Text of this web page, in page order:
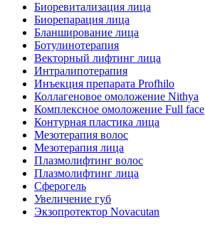
Биоревитализация лица
Биорепарация лица
Бланширование лица
Ботулинотерапия
Векторный лифтинг лица
Интралипотерапия
Инъекция препарата Profhilo
Коллагеновое омоложение Nithya
Комплексное омоложение Full face
Контурная пластика лица
Мезотерапия волос
Мезотерапия лица
Плазмолифтинг волос
Плазмолифтинг лица
Сферогель
Увеличение губ
Экзопротектор Novacutan